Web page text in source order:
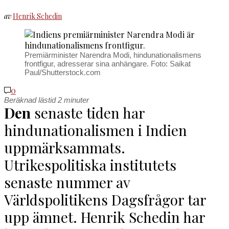
avHenrik Schedin
Premiärminister Narendra Modi, hindunationalismens
frontfigur, adresserar sina anhängare. Foto: Saikat
Paul/Shutterstock.com
0
Beräknad lästid2 minuter
Den senaste tiden har
hindunationalismen i Indien
uppmärksammats.
Utrikespolitiska institutets
senaste nummer av
Världspolitikens Dagsfrågor tar
upp ämnet. Henrik Schedin har